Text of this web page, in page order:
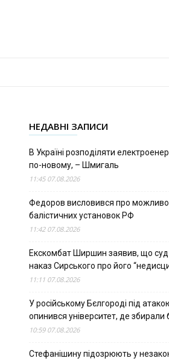
НЕДАВНІ ЗАПИСИ
В Україні розподіляти
по-новому, – Шмигаль
11:45 07.08.2026
Федоров висловився про
балістичних установок РФ
11:42 07.08.2026
Екскомбат Ширшин заявив, що суд
наказ Сирського про його
11:11 07.08.2026
У російському Бєлгороді під
опинився університет, де збирали
10:59 07.08.2026
Стефанішину підозрюють у